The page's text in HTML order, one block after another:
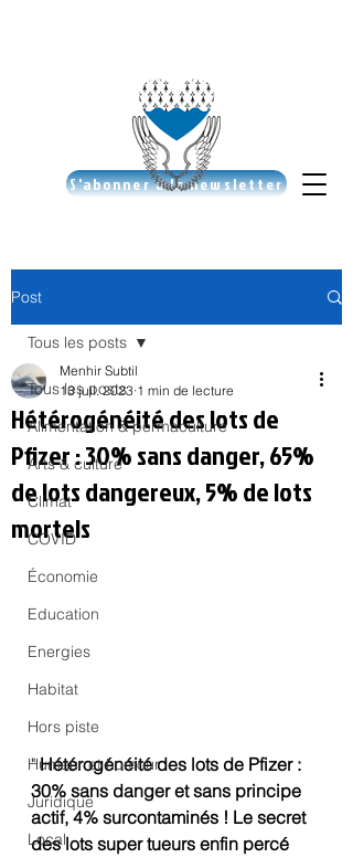
S'abonner à la newsletter
Post
Tous les posts
Alimentation & permaculture
Arts & culture
Climat
COVID
Économie
Education
Energies
Habitat
Hors piste
Humeur et humour
Juridique
Local
Tous les posts
Hétérogénéité des lots de
Pfizer : 30% sans danger, 65%
de lots dangereux, 5% de lots
mortels
Menhir Subtil
13 juil. 2023 1 min de lecture
" Hétérogénéité des lots de Pfizer :
30% sans danger et sans principe
actif, 4% surcontaminés ! Le secret
des lots super tueurs enfin percé